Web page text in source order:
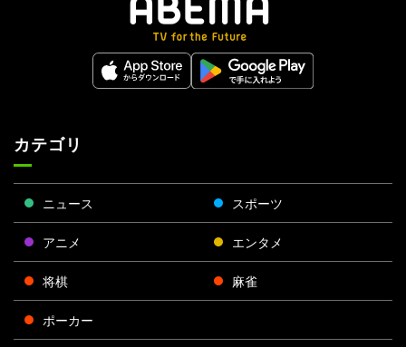
カテゴリ
ニュース スポーツ
アニメ エンタメ
将棋 麻雀
ポーカー